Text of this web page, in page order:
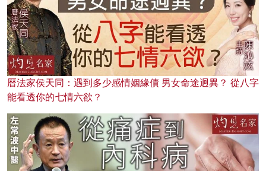
曆法家侯天同：遇到多少感情姻緣債 男女命途迥異？ 從八字
能看透你的七情六欲？